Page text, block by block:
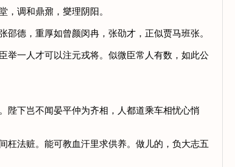
调和鼎鼐，燮理阴阳。
德，重厚如曾颜闵冉，张劭才，正似贾马班张。
一人才可以注元戎将。似微臣常人有数，如此公
下岂不闻晏平仲为齐相，人都道乘车相忧心悄
法赃。能可教血汗里求供养。做儿的，负大志五